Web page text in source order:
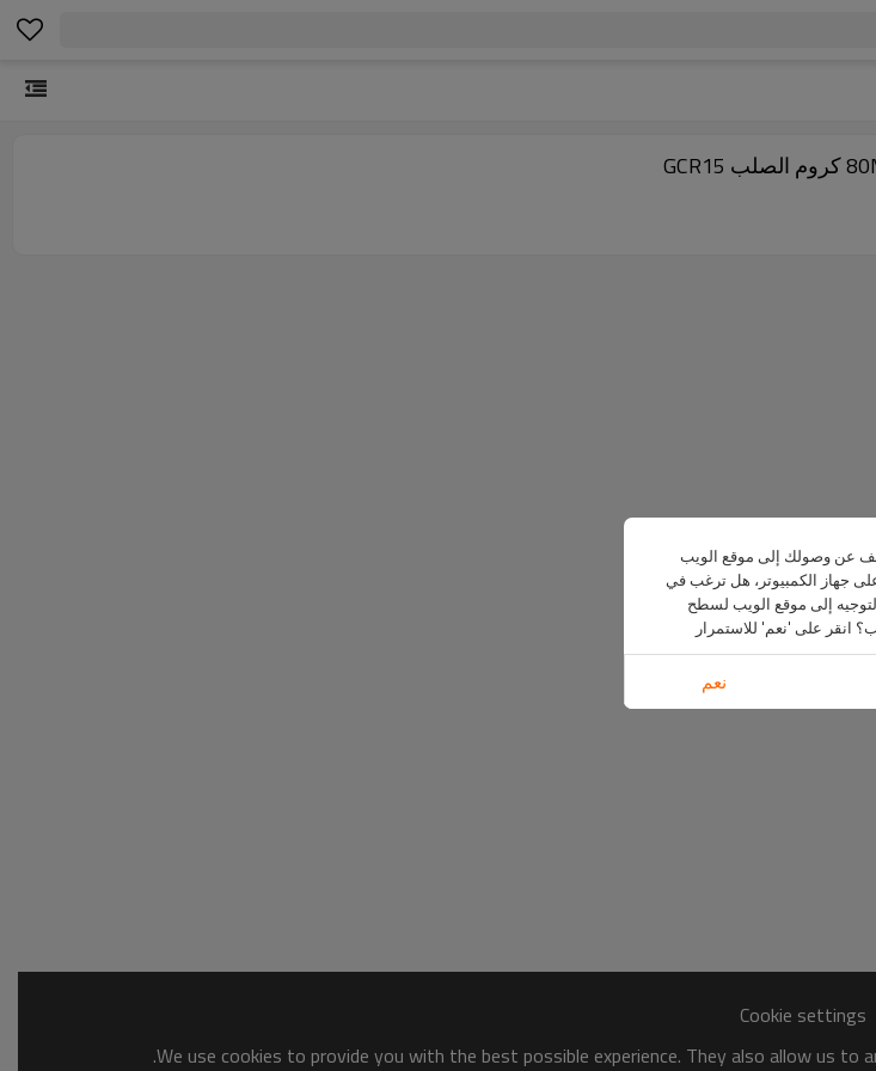
Cookie settings
We use cookies to provide you with the best possible experience. They also allow us
عن وصولك إلى موقع الويب
جهاز الكمبيوتر، هل ترغب في
إلى موقع الويب لسطح
انقر على 'نعم' للاستمرار
نعم